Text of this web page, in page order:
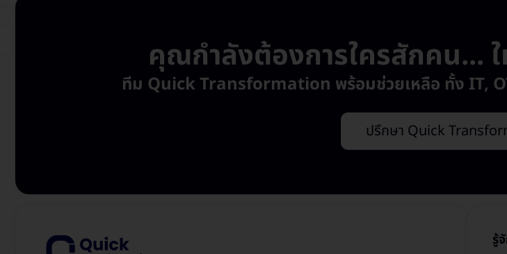
คุณกำลังต้องการใครสักคน...
ทีม Quick Transformation พร้อมช่วยเหลือ ทั้ง IT, OT
ปรึกษา Quick
รู้